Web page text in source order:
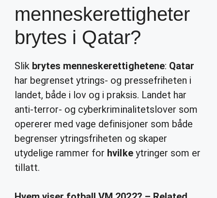
menneskerettigheter
brytes i Qatar?
Slik brytes menneskerettighetene: Qatar
har begrenset ytrings- og pressefriheten i
landet, både i lov og i praksis. Landet har
anti-terror- og cyberkriminalitetslover som
opererer med vage definisjoner som både
begrenser ytringsfriheten og skaper
utydelige rammer for hvilkeytringer som er
tillatt.